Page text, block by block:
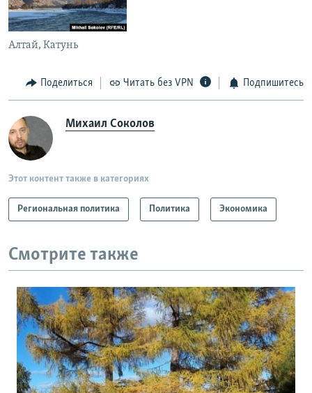
Алтай, Катунь
Поделиться Читать без VPN Подпишитесь
Михаил Соколов
Этот контент также в категориях
Региональная политика Политика Экономика
Смотрите также